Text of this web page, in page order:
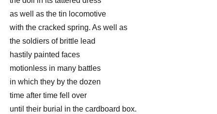
as well as the tin locomotive
with the cracked spring. As well as
the soldiers of brittle lead
hastily painted faces
motionless in many battles
in which they by the dozen
time after time fell over
until their burial in the cardboard box.